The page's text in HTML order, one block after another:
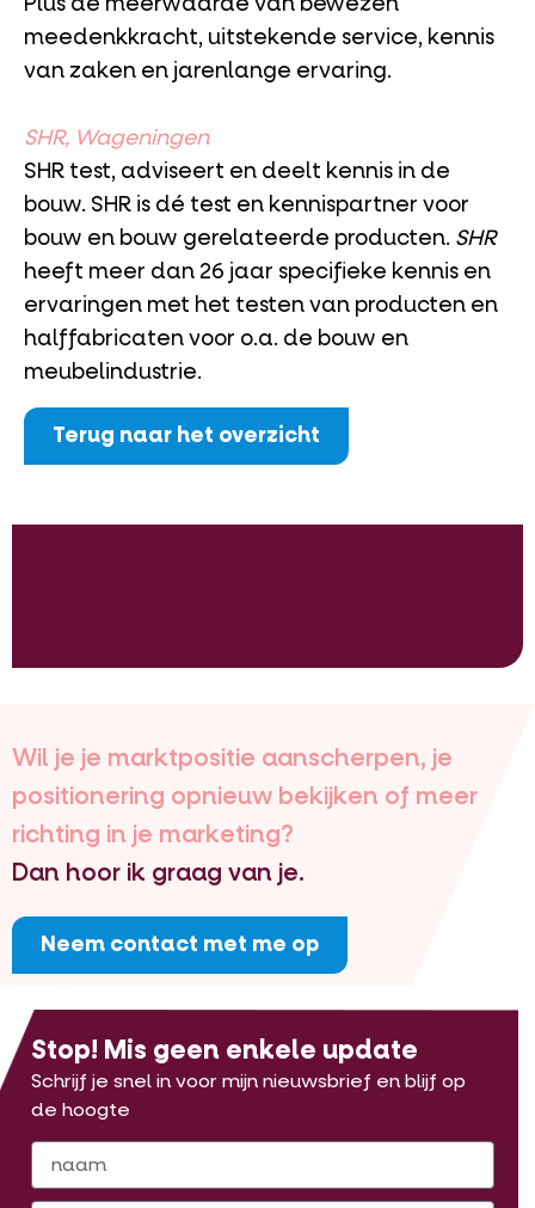
meedenkkracht, uitstekende service, kennis
van zaken en jaren­lange ervaring.
SHR, Wageningen
SHR test, adviseert en deelt kennis in de
bouw. SHR is dé test en kennispartner voor
bouw en bouw gerelateerde producten. SHR
heeft meer dan 26 jaar specifieke kennis en
ervaringen met het testen van producten en
halffabricaten voor o.a. de bouw en
meubelindustrie.
Terug naar het overzicht
Wil je je marktpositie aanscherpen, je
positionering opnieuw bekijken of meer
richting in je marketing?
Dan hoor ik graag van je.
Neem contact met me op
Stop! Mis geen enkele update
Schrijf je snel in voor mijn nieuwsbrief en blijf op
de hoogte